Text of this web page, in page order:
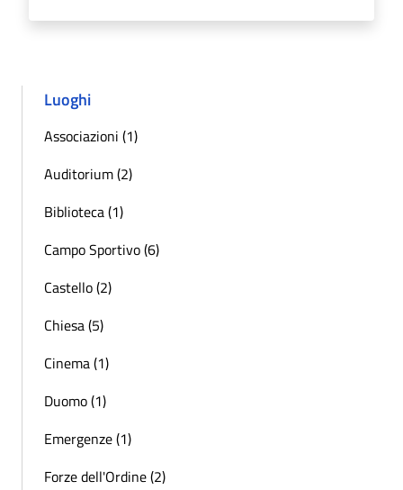
Luoghi
Associazioni (1)
Auditorium (2)
Biblioteca (1)
Campo Sportivo (6)
Castello (2)
Chiesa (5)
Cinema (1)
Duomo (1)
Emergenze (1)
Forze dell'Ordine (2)